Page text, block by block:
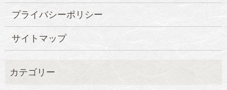
プライバシーポリシー
サイトマップ